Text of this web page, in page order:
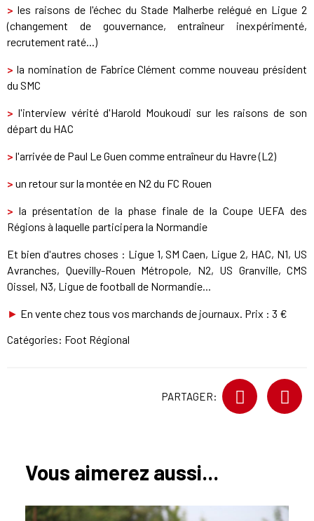
> les raisons de l'échec du Stade Malherbe relégué en Ligue 2
(changement de gouvernance, entraîneur inexpérimenté,
recrutement raté...)
> la nomination de Fabrice Clément comme nouveau président
du SMC
> l'interview vérité d'Harold Moukoudi sur les raisons de son
départ du HAC
> l'arrivée de Paul Le Guen comme entraîneur du Havre (L2)
> un retour sur la montée en N2 du FC Rouen
> la présentation de la phase finale de la Coupe UEFA des
Régions à laquelle participera la Normandie
Et bien d'autres choses : Ligue 1, SM Caen, Ligue 2, HAC, N1, US
Avranches, Quevilly-Rouen Métropole, N2, US Granville, CMS
Oissel, N3, Ligue de football de Normandie...
► En vente chez tous vos marchands de journaux. Prix : 3 €
Catégories: Foot Régional
PARTAGER:
Vous aimerez aussi...